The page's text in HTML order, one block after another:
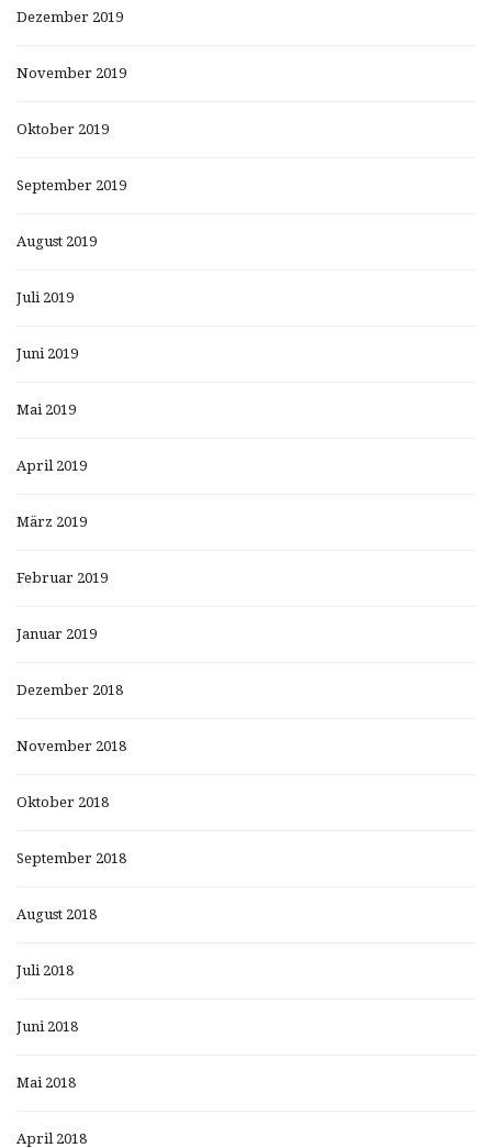
Dezember 2019
November 2019
Oktober 2019
September 2019
August 2019
Juli 2019
Juni 2019
Mai 2019
April 2019
März 2019
Februar 2019
Januar 2019
Dezember 2018
November 2018
Oktober 2018
September 2018
August 2018
Juli 2018
Juni 2018
Mai 2018
April 2018